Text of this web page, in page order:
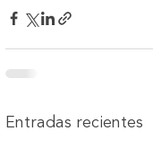
Entradas recientes